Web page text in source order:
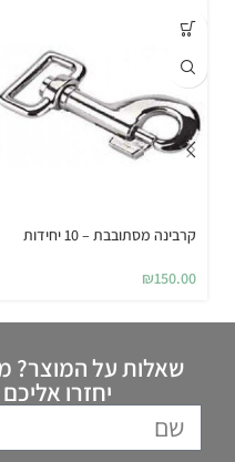
קרבינה מסתובבת – 10 יחידות
₪150.00
שאלות על המוצר?
יחזרו